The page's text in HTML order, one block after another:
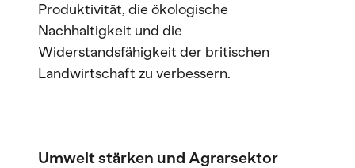
Produktivität, die ökologische
Nachhaltigkeit und die
Widerstandsfähigkeit der britischen
Landwirtschaft zu verbessern.
Umwelt stärken und Agrarsektor